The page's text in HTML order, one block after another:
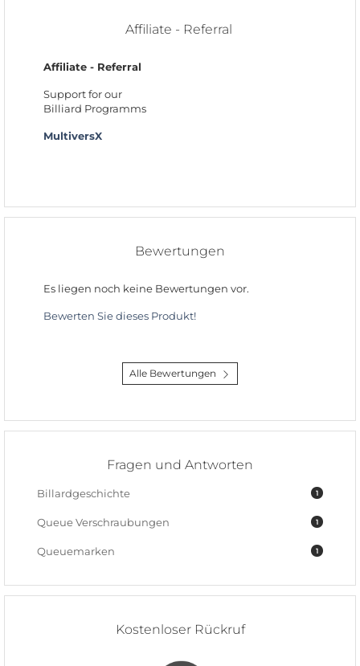
Affiliate - Referral
Affiliate - Referral
Support for our
Billiard Programms
MultiversX
Bewertungen
Es liegen noch keine Bewertungen vor.
Bewerten Sie dieses Produkt!
Alle Bewertungen
Fragen und Antworten
1
Billardgeschichte
1
Queue Verschraubungen
1
Queuemarken
Kostenloser Rückruf